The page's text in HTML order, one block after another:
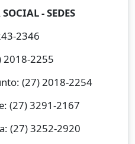
SOCIAL - SEDES
2346
2018-2255
(27) 2018-2254
(27) 3291-2167
(27) 3252-2920